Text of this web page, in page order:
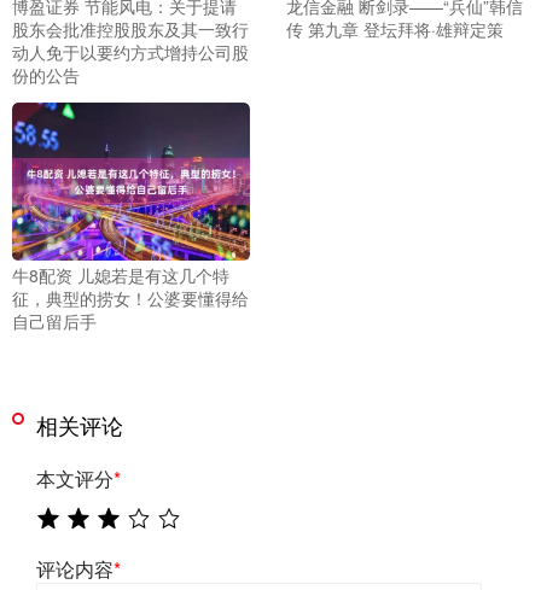
博盈证券 节能风电：关于提请
股东会批准控股股东及其一致行
动人免于以要约方式增持公司股
份的公告
龙信金融 断剑录——“兵仙”韩信
传 第九章 登坛拜将·雄辩定策
牛8配资 儿媳若是有这几个特
征，典型的捞女！公婆要懂得给
自己留后手
相关评论
本文评分*
评论内容*